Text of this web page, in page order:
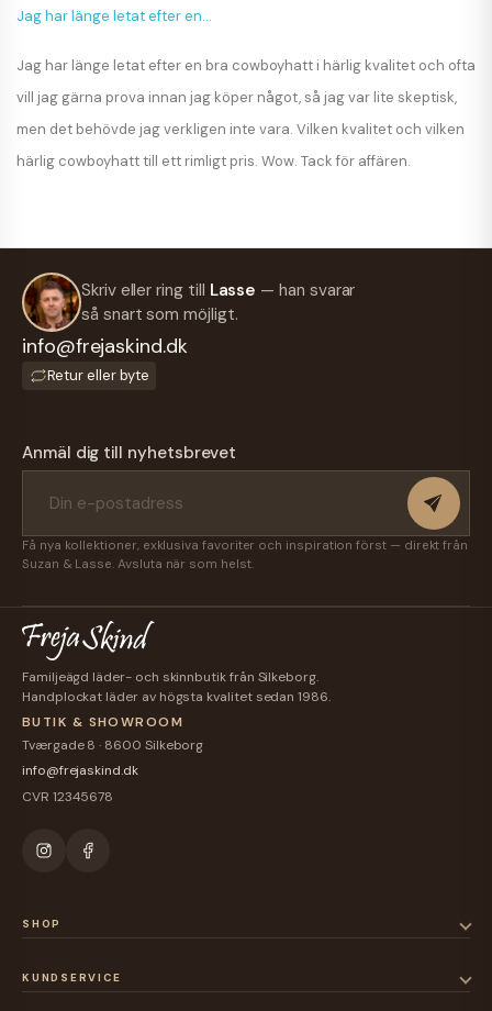
Jag har länge letat efter en…
Jag har länge letat efter en bra cowboyhatt i härlig kvalitet och ofta
vill jag gärna prova innan jag köper något, så jag var lite skeptisk,
men det behövde jag verkligen inte vara. Vilken kvalitet och vilken
härlig cowboyhatt till ett rimligt pris. Wow. Tack för affären.
Skriv eller ring till Lasse — han svarar
så snart som möjligt.
info@frejaskind.dk
Retur eller byte
Anmäl dig till nyhetsbrevet
Få nya kollektioner, exklusiva favoriter och inspiration först — direkt från
Suzan & Lasse. Avsluta när som helst.
Familjeägd läder- och skinnbutik från Silkeborg.
Handplockat läder av högsta kvalitet sedan 1986.
BUTIK & SHOWROOM
Tværgade 8 · 8600 Silkeborg
info@frejaskind.dk
CVR 12345678
SHOP
KUNDSERVICE